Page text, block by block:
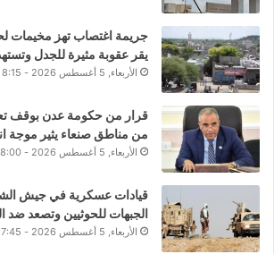
جريمة اغتصاب تهز مخيمات
يقر عقوبة مثيرة للجدل
الأربعاء, 5 أغسطس 2026 - 8:15 م
قرار من حكومة عدن بوقف
من مناطق صنعاء يثير موجة
الأربعاء, 5 أغسطس 2026 - 8:00 م
قيادات عسكرية في جيش
الجبهات للحوثيين وتصعد ضد
الأربعاء, 5 أغسطس 2026 - 7:45 م